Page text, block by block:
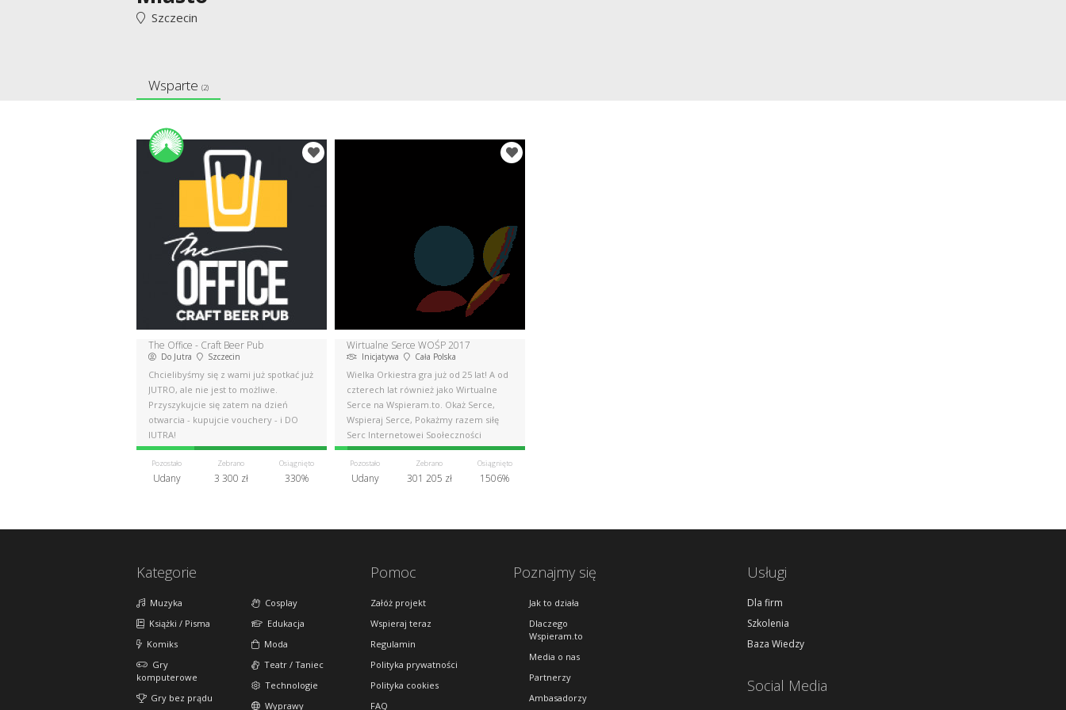
Szczecin
Wsparte (2)
The Office - Craft Beer Pub
Do Jutra Szczecin
Chcielibyśmy się z wami już spotkać już
JUTRO, ale nie jest to możliwe.
Przyszykujcie się zatem na dzień
otwarcia - kupujcie vouchery - i DO
JUTRA!
Pozostało
Udany
Zebrano
3 300 zł
Osiągnięto
330%
Wirtualne Serce WOŚP 2017
Inicjatywa Cała Polska
Wielka Orkiestra gra już od 25 lat! A od
czterech lat również jako Wirtualne
Serce na Wspieram.to. Okaż Serce,
Wspieraj Serce, Pokażmy razem siłę
Serc Internetowej Społeczności
Pozostało
Udany
Zebrano
301 205 zł
Osiągnięto
1506%
Kategorie
Muzyka
Książki / Pisma
Komiks
Gry
komputerowe
Gry bez prądu
Cosplay
Edukacja
Moda
Teatr / Taniec
Technologie
Wyprawy
Pomoc
Załóż projekt
Wspieraj teraz
Regulamin
Polityka prywatności
Polityka cookies
FAQ
Poznajmy się
Jak to działa
Dlaczego
Wspieram.to
Media o nas
Partnerzy
Ambasadorzy
Usługi
Dla firm
Szkolenia
Baza Wiedzy
Social Media